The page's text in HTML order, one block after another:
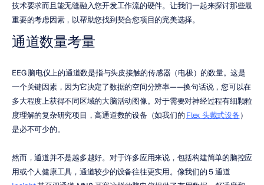
技术要求而且能无缝融入您开发工作流的硬件。让我们一起来探讨那些最
重要的考虑因素，以帮助您找到契合您项目的完美选择。
通道数量考量
EEG 脑电仪上的通道数是指与头皮接触的传感器（电极）的数量。这是
一个关键因素，因为它决定了数据的空间分辨率——换句话说，您可以在
多大程度上获得不同区域的大脑活动图像。对于需要对神经过程有细颗粒
度理解的复杂研究项目，高通道数的设备（如我们的 Flex 头戴式设备）
是必不可少的。
然而，通道并不是越多越好。对于许多应用来说，包括构建简单的脑控应